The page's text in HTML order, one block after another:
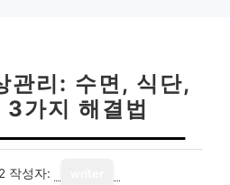
관리: 수면, 식단,
3가지 해결법
작성자: